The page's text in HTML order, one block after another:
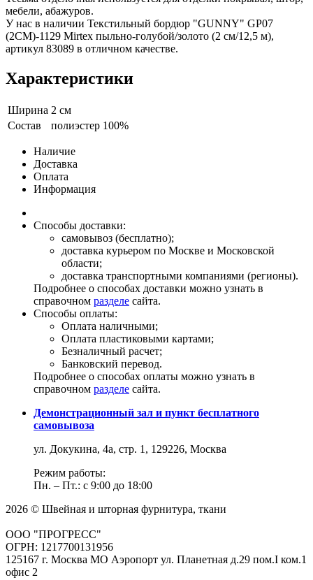
мебели, абажуров.
У нас в наличии Текстильный бордюр "GUNNY" GP07
(2CM)-1129 Mirtex пыльно-голубой/золото (2 см/12,5 м),
артикул 83089 в отличном качестве.
Характеристики
Ширина 2 см
Состав
полиэстер 100%
Наличие
Доставка
Оплата
Информация
Способы доставки:
самовывоз (бесплатно);
доставка курьером по Москве и Московской
области;
доставка транспортными компаниями (регионы).
Подробнее о способах доставки можно узнать в
справочном разделе сайта.
Способы оплаты:
Оплата наличными;
Оплата пластиковыми картами;
Безналичный расчет;
Банковский перевод.
Подробнее о способах оплаты можно узнать в
справочном разделе сайта.
Демонстрационный зал и пункт бесплатного
самовывоза
ул. Докукина, 4а, стр. 1, 129226, Москва
Режим работы:
Пн. – Пт.: с 9:00 до 18:00
2026 © Швейная и шторная фурнитура, ткани
ООО "ПРОГРЕСС"
ОГРН: 1217700131956
125167 г. Москва МО Аэропорт ул. Планетная д.29 пом.I ком.1
офис 2